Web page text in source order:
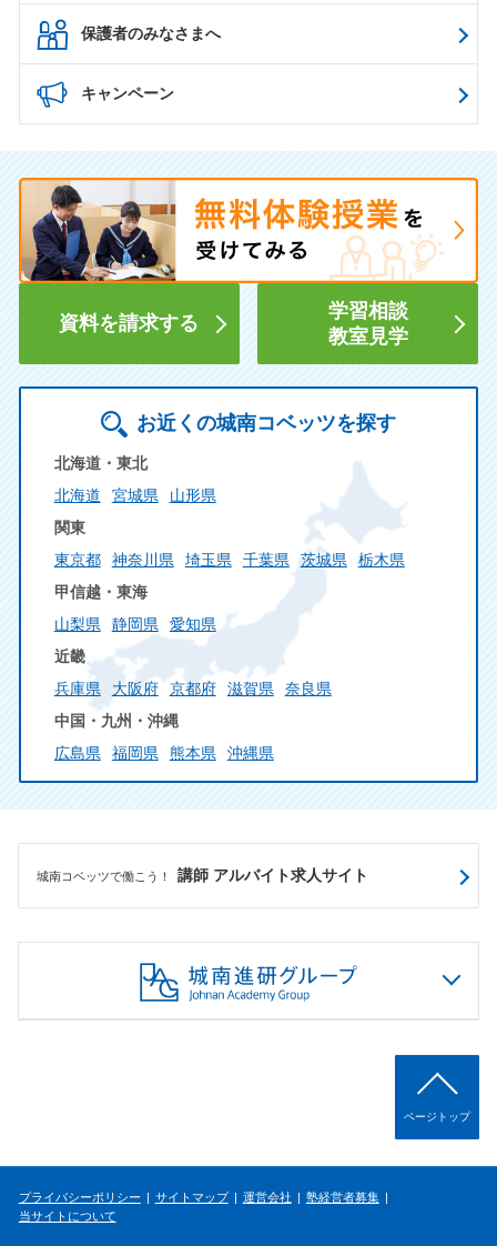
保護者のみなさまへ
キャンペーン
資料を請求する
学習相談
教室見学
お近くの城南コベッツを探す
北海道・東北
北海道
宮城県
山形県
関東
東京都
神奈川県 埼玉県 千葉県 茨城県
栃木県
甲信越・東海
山梨県
静岡県
愛知県
近畿
兵庫県
大阪府 京都府 滋賀県
奈良県
中国・九州・沖縄
広島県
福岡県 熊本県 沖縄県
城南コベッツで働こう！ 講師 アルバイト求人サイト
ページトップ
プライバシーポリシー サイトマップ 運営会社
塾経営者募集
当サイトについて